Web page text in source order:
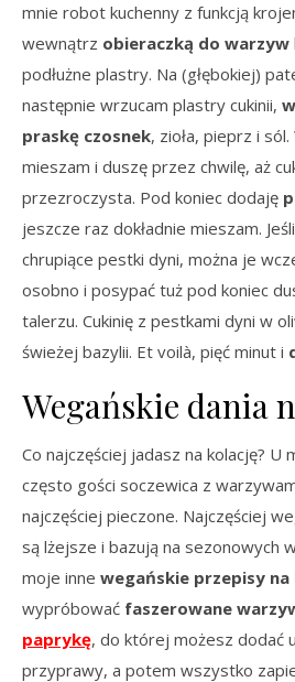
mnie robot kuchenny z funkcją
wewnątrz obieraczką do warzyw
podłużne plastry. Na (głębokiej)
następnie wrzucam plastry cukinii,
praskę czosnek, zioła, pieprz i
mieszam i duszę przez chwilę, aż
przezroczysta. Pod koniec dodaję
jeszcze raz dokładnie mieszam.
chrupiące pestki dyni, można je
osobno i posypać tuż pod koniec
talerzu. Cukinię z pestkami dyni w
świeżej bazylii. Et voilà, pięć minut i
Wegańskie dania
Co najczęściej jadasz na kolację? U
często gości soczewica z
najczęściej pieczone. Najczęściej
są lżejsze i bazują na sezonowych
moje inne wegańskie przepisy na
wypróbować faszerowane
paprykę, do której możesz dodać
przyprawy, a potem wszystko